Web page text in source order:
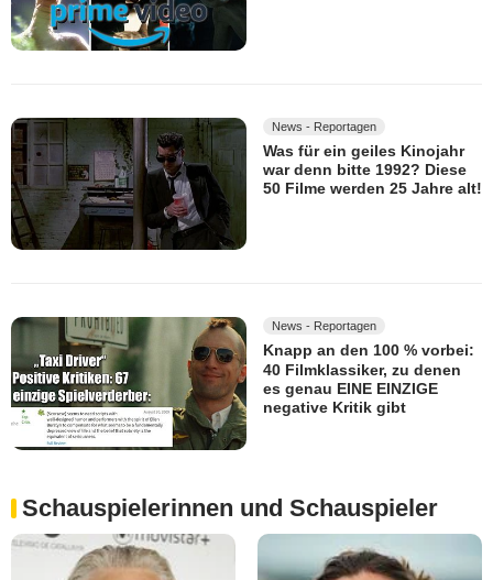
News - Reportagen
Was für ein geiles Kinojahr
war denn bitte 1992? Diese
50 Filme werden 25 Jahre alt!
News - Reportagen
Knapp an den 100 % vorbei:
40 Filmklassiker, zu denen
es genau EINE EINZIGE
negative Kritik gibt
Schauspielerinnen und Schauspieler